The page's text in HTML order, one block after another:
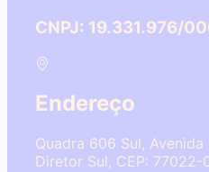
CNPJ: 19.331.976/
Endereço
Quadra 606 Sul,
Diretor Sul, CEP: 77022-